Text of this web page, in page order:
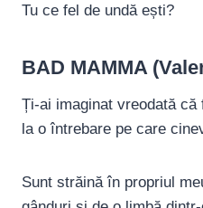
Tu ce fel de undă ești?
BAD MAMMA
Ți-ai imaginat vreodată că
la o întrebare pe care
Sunt străină în propriul